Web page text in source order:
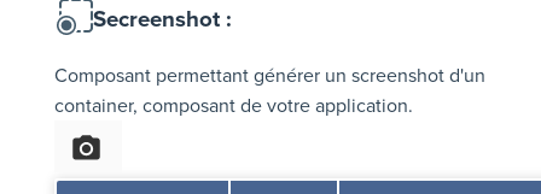
Secreenshot :
Composant permettant générer un screenshot d'un
container, composant de votre application.